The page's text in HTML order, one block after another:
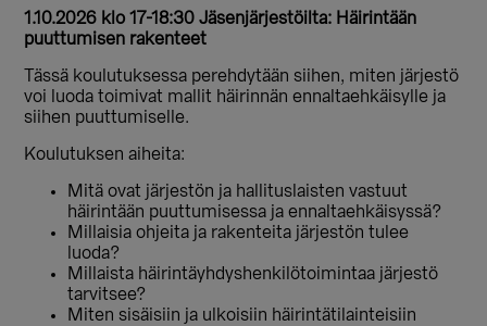
1.10.2026 klo 17-18:30 Jäsenjärjestöilta: Häirintään
puuttumisen rakenteet
Tässä koulutuksessa perehdytään siihen, miten järjestö
voi luoda toimivat mallit häirinnän ennaltaehkäisylle ja
siihen puuttumiselle.
Koulutuksen aiheita:
Mitä ovat järjestön ja hallituslaisten vastuut
häirintään puuttumisessa ja ennaltaehkäisyssä?
Millaisia ohjeita ja rakenteita järjestön tulee
luoda?
Millaista häirintäyhdyshenkilötoimintaa järjestö
tarvitsee?
Miten sisäisiin ja ulkoisiin häirintätilainteisiin